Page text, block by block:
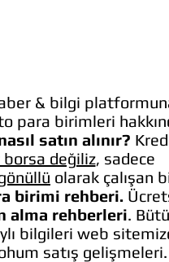
& bilgi
para birimleri
satın alınır?
borsa değiliz, sadece
olarak çalışan
birimi rehberi.
alma rehberleri.
bilgileri web
satış gelişmeleri.